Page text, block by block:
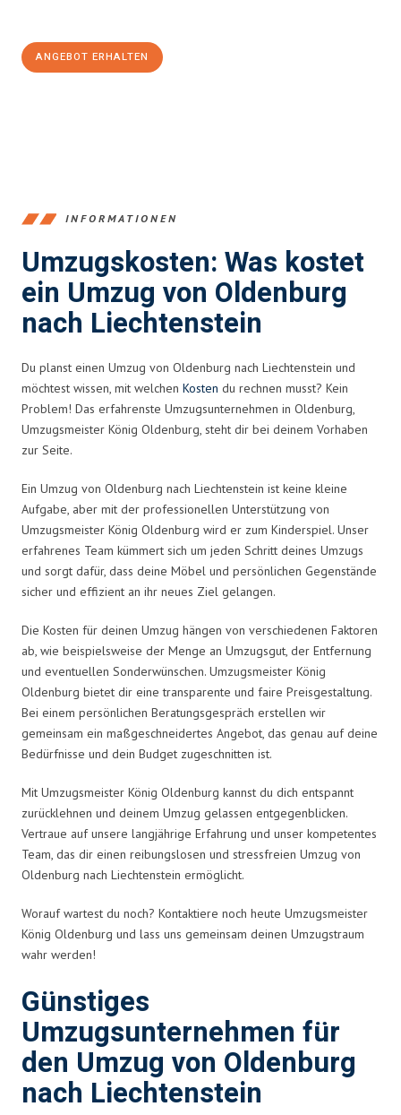
ANGEBOT ERHALTEN
INFORMATIONEN
Umzugskosten: Was kostet
ein Umzug von Oldenburg
nach Liechtenstein
Du planst einen Umzug von Oldenburg nach Liechtenstein und
möchtest wissen, mit welchen Kosten du rechnen musst? Kein
Problem! Das erfahrenste Umzugsunternehmen in Oldenburg,
Umzugsmeister König Oldenburg, steht dir bei deinem Vorhaben
zur Seite.
Ein Umzug von Oldenburg nach Liechtenstein ist keine kleine
Aufgabe, aber mit der professionellen Unterstützung von
Umzugsmeister König Oldenburg wird er zum Kinderspiel. Unser
erfahrenes Team kümmert sich um jeden Schritt deines Umzugs
und sorgt dafür, dass deine Möbel und persönlichen Gegenstände
sicher und effizient an ihr neues Ziel gelangen.
Die Kosten für deinen Umzug hängen von verschiedenen Faktoren
ab, wie beispielsweise der Menge an Umzugsgut, der Entfernung
und eventuellen Sonderwünschen. Umzugsmeister König
Oldenburg bietet dir eine transparente und faire Preisgestaltung.
Bei einem persönlichen Beratungsgespräch erstellen wir
gemeinsam ein maßgeschneidertes Angebot, das genau auf deine
Bedürfnisse und dein Budget zugeschnitten ist.
Mit Umzugsmeister König Oldenburg kannst du dich entspannt
zurücklehnen und deinem Umzug gelassen entgegenblicken.
Vertraue auf unsere langjährige Erfahrung und unser kompetentes
Team, das dir einen reibungslosen und stressfreien Umzug von
Oldenburg nach Liechtenstein ermöglicht.
Worauf wartest du noch? Kontaktiere noch heute Umzugsmeister
König Oldenburg und lass uns gemeinsam deinen Umzugstraum
wahr werden!
Günstiges
Umzugsunternehmen für
den Umzug von Oldenburg
nach Liechtenstein